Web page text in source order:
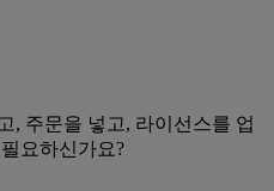
, 주문을 넣고, 라이선스를 업
요하신가요?